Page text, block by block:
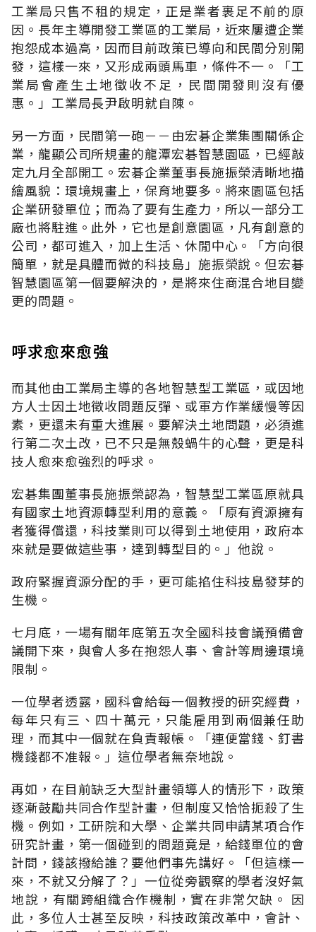
工業局只售不租的規定，正是業者裹足不前的原
因。長年主導開發工業區的工業局，近來屢遭企業
抱怨成本過高，因而目前政策已導向和民間分別開
發，這樣一來，又形成兩頭馬車，條件不一。「工
業局會產生土地徵收不足，民間開發則沒有優
惠。」工業局長尹啟明就自陳。
另一方面，民間第一砲－－由宏碁企業集團關係企
業，龍顯公司所規畫的龍潭宏碁智慧園區，已經敲
定九月全部開工。宏碁企業董事長施振榮清晰地描
繪風貌：環境規畫上，保育地要多。將來園區包括
企業研發單位；而為了要有生產力，所以一部分工
廠也將駐進。此外，它也是創意園區，凡有創意的
公司，都可進入，加上生活、休閒中心。「方向很
簡單，就是具體而微的科技島」施振榮說。但宏碁
智慧園區第一個要解決的，是將來住商混合地目變
更的問題。
呼求愈來愈強
而其他由工業局主導的各地智慧型工業區，或因地
方人士因土地徵收問題反彈、或軍方作業緩慢等因
素，更還未有重大進展。要解決土地問題，必須進
行第二次土改，已不只是無殼蝸牛的心聲，更是科
技人愈來愈強烈的呼求。
宏碁集團董事長施振榮認為，智慧型工業區原就具
有國家土地資源轉型利用的意義。「原有資源擁有
者獲得償還，科技業則可以得到土地使用，政府本
來就是要做這些事，達到轉型目的。」他說。
政府緊握資源分配的手，更可能掐住科技島發芽的
生機。
七月底，一場有關年底第五次全國科技會議預備會
議開下來，與會人多在抱怨人事、會計等周邊環境
限制。
一位學者透露，國科會給每一個教授的研究經費，
每年只有三、四十萬元，只能雇用到兩個兼任助
理，而其中一個就在負責報帳。「連便當錢、釘書
機錢都不准報。」這位學者無奈地說。
再如，在目前缺乏大型計畫領導人的情形下，政策
逐漸鼓勵共同合作型計畫，但制度又恰恰扼殺了生
機。例如，工研院和大學、企業共同申請某項合作
研究計畫，第一個碰到的問題竟是，給錢單位的會
計問，錢該撥給誰？要他們事先講好。「但這樣一
來，不就又分解了？」一位從旁觀察的學者沒好氣
地說，有關跨組織合作機制，實在非常欠缺。 因
此，多位人士甚至反映，科技政策改革中，會計、